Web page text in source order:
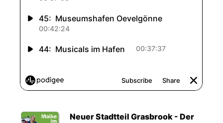
Neuer Stadtteil Grasbrook - Der